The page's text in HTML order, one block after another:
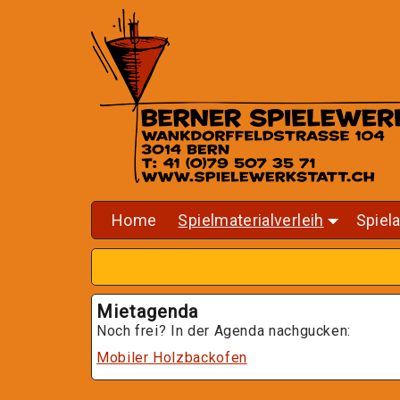
Home
+
+
Spielmaterialverleih
Mietagenda
Noch frei? In der Agenda nachgucken:
Mobiler Holzbackofen